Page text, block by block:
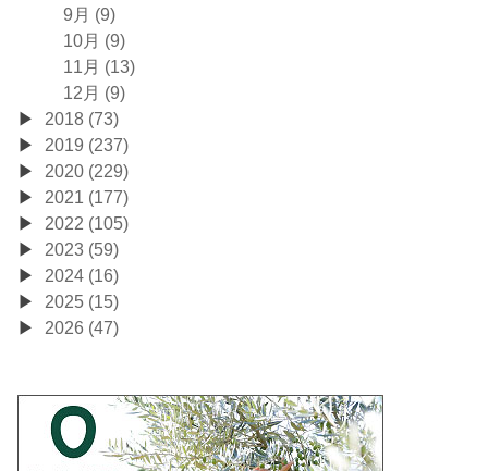
9月 (9)
10月 (9)
11月 (13)
12月 (9)
2018 (73)
2019 (237)
2020 (229)
2021 (177)
2022 (105)
2023 (59)
2024 (16)
2025 (15)
2026 (47)